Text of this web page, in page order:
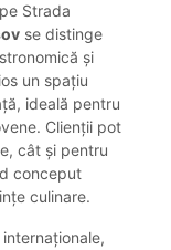
Strada
se distinge
și
un spațiu
ideală pentru
Clienții pot
cât și pentru
conceput
culinare.